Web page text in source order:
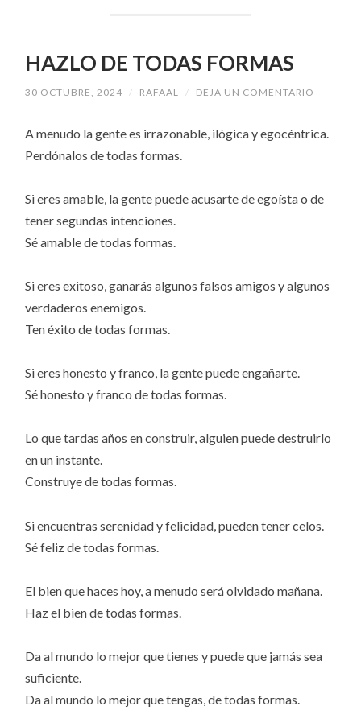
HAZLO DE TODAS FORMAS
30 OCTUBRE, 2024 / RAFAAL / DEJA UN COMENTARIO
A menudo la gente es irrazonable, ilógica y egocéntrica.
Perdónalos de todas formas.
Si eres amable, la gente puede acusarte de egoísta o de
tener segundas intenciones.
Sé amable de todas formas.
Si eres exitoso, ganarás algunos falsos amigos y algunos
verdaderos enemigos.
Ten éxito de todas formas.
Si eres honesto y franco, la gente puede engañarte.
Sé honesto y franco de todas formas.
Lo que tardas años en construir, alguien puede destruirlo
en un instante.
Construye de todas formas.
Si encuentras serenidad y felicidad, pueden tener celos.
Sé feliz de todas formas.
El bien que haces hoy, a menudo será olvidado mañana.
Haz el bien de todas formas.
Da al mundo lo mejor que tienes y puede que jamás sea
suficiente.
Da al mundo lo mejor que tengas, de todas formas.